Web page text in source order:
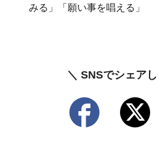
みる」「願い事を唱える」
＼ SNSでシェア